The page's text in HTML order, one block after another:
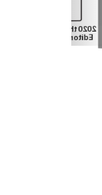
2016 the absolute sound
Editors choice Awards